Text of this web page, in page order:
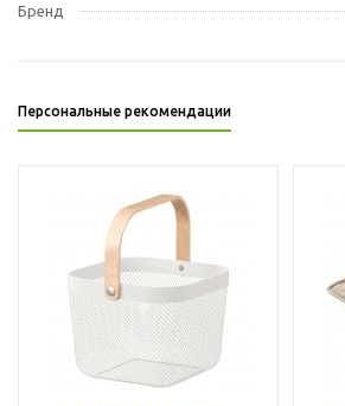
Бренд
Персональные рекомендации